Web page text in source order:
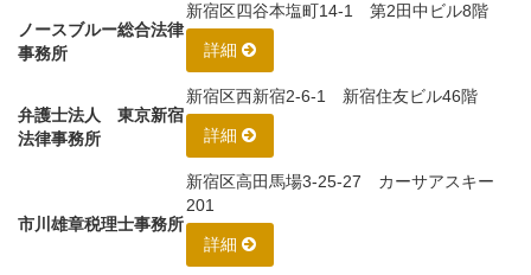
ノースブルー総合法律
事務所
新宿区四谷本塩町14-1 第2田中ビル8階
詳細
弁護士法人 東京新宿
法律事務所
新宿区西新宿2-6-1 新宿住友ビル46階
詳細
市川雄章税理士事務所
新宿区高田馬場3-25-27 カーサアスキー
201
詳細